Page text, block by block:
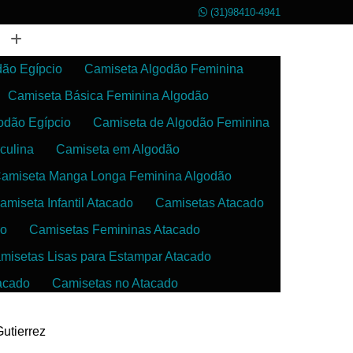
(31)98410-4941
Egípcio
Camiseta Algodão Feminina
Camiseta Básica Feminina Algodão
Egípcio
Camiseta de Algodão Feminina
Camiseta em Algodão
Manga Longa Feminina Algodão
Infantil Atacado
Camisetas Atacado
Camisetas Femininas Atacado
Lisas para Estampar Atacado
Camisetas no Atacado